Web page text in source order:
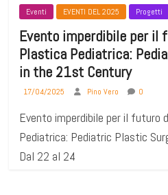
Eventi EVENTI DEL 2025 Progetti
Evento imperdibile per il
Plastica Pediatrica:
in the 21st Century
17/04/2025 Pino Vero 0
Evento imperdibile per il futuro
Pediatrica: Pediatric Plastic
Dal 22 al 24